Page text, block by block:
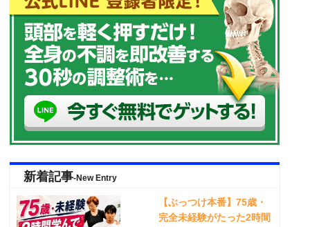
新着記事-New Entry
【ぶっつけ本番】75歳・
完全未経験がたった2時間